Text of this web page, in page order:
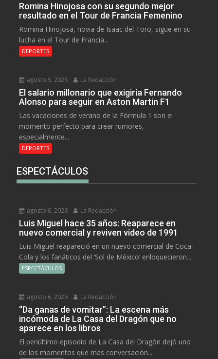
Romina Hinojosa con su segundo mejor
resultado en el Tour de Francia Femenino
Romina Hinojosa, novia de Isaac del Toro, sigue en su
lucha en el Tour de Francia...
DEPORTES
agosto 5, 2026 La Redacción
El salario millonario que exigiría Fernando
Alonso para seguir en Aston Martin F1
Las vacaciones de verano de la Fórmula 1 son el
momento perfecto para crear rumores,
especialmente...
DEPORTES
ESPECTÁCULOS
agosto 6, 2026 La Redacción
Luis Miguel hace 35 años: Reaparece en
nuevo comercial y reviven video de 1991
Luis Miguel reapareció en un nuevo comercial de Coca-
Cola y los fanáticos del ‘Sol de México’ enloquecieron...
ESPECTÁCULOS
agosto 6, 2026 La Redacción
“Da ganas de vomitar”: La escena más
incómoda de La Casa del Dragón que no
aparece en los libros
El penúltimo episodio de La Casa del Dragón dejó uno
de los momentos que más conversación...